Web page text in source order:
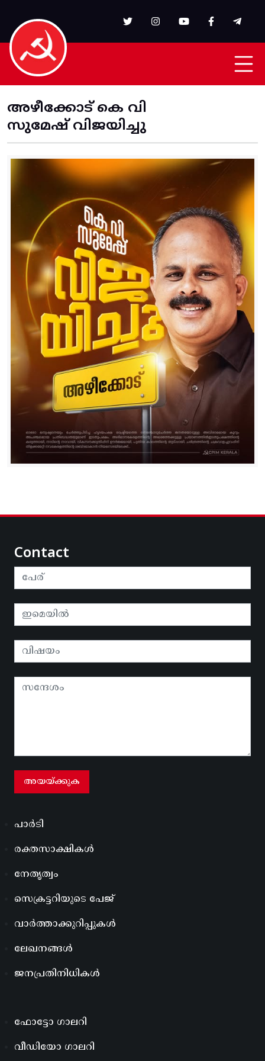
അഴീക്കോട് കെ വി
സുമേഷ് വിജയിച്ചു
Contact
പാർടി
രക്തസാക്ഷികൾ
നേതൃത്വം
സെക്രട്ടറിയുടെ പേജ്
വാർത്താക്കുറിപ്പുകൾ
ലേഖനങ്ങൾ
ജനപ്രതിനിധികൾ
ഫോട്ടോ ഗാലറി
വീഡിയോ ഗാലറി